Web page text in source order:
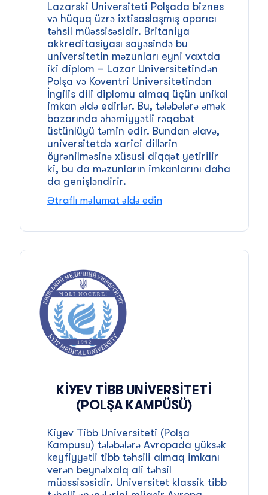
Lazarski Universiteti Polşada biznes
və hüquq üzrə ixtisaslaşmış aparıcı
təhsil müəssisəsidir. Britaniya
akkreditasiyası sayəsində bu
universitetin məzunları eyni vaxtda
iki diplom – Lazar Universitetindən
Polşa və Koventri Universitetindən
İngilis dili diplomu almaq üçün unikal
imkan əldə edirlər. Bu, tələbələrə əmək
bazarında əhəmiyyətli rəqabət
üstünlüyü təmin edir. Bundan əlavə,
universitetdə xarici dillərin
öyrənilməsinə xüsusi diqqət yetirilir
ki, bu da məzunların imkanlarını daha
da genişləndirir.
Ətraflı məlumat əldə edin
KIYEV TIBB UNIVERSITETI
(POLŞA KAMPÜSÜ)
Kiyev Tibb Universiteti (Polşa
Kampusu) tələbələrə Avropada yüksək
keyfiyyətli tibb təhsili almaq imkanı
verən beynəlxalq ali təhsil
müəssisəsidir. Universitet klassik tibb